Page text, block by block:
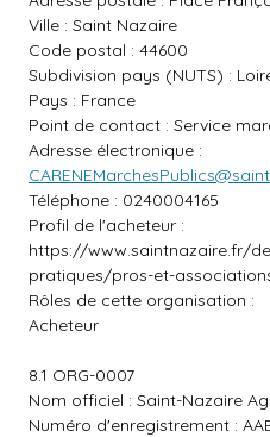
Ville : Saint Nazaire
Code postal : 44600
Subdivision pays (NUTS) :
Pays : France
Point de contact : Service
Adresse électronique :
Téléphone : 0240004165
Profil de l'acheteur :
https://www.saintnazaire.fr/
pratiques/pros-et-
Rôles de cette organisation :
Acheteur
8.1 ORG-0007
Nom officiel : Saint-Nazaire
Numéro d'enregistrement :